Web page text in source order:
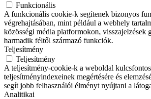
Funkcionális
A funkcionális cookie-k segítenek bizonyos
végrehajtásában, mint például a webhely
közösségi média platformokon, visszajelzések
harmadik féltől származó funkciók.
Teljesítmény
Teljesítmény
A teljesítmény-cookie-k a weboldal
teljesítményindexeinek megértésére és
segít jobb felhasználói élményt nyújtani a
Analitikai